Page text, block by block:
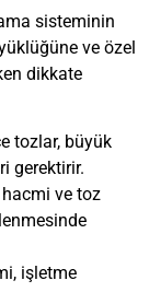
sisteminin
ve özel
dikkate
tozlar, büyük
gerektirir.
ve toz
işletme